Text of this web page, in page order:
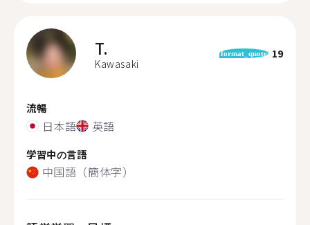
T.
Kawasaki
format_quote 19
流暢
日本語 英語
学習中の言語
中国語（簡体字）